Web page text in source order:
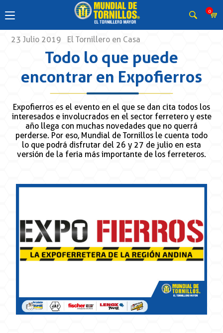
0
23 Julio 2019 El Tornillero en Casa
Todo lo que puede
encontrar en Expofierros
Expofierros es el evento en el que se dan cita todos los
interesados e involucrados en el sector ferretero y este
año llega con muchas novedades que no querrá
perderse. Por eso, Mundial de Tornillos le cuenta todo
lo que podrá disfrutar del 26 y 27 de julio en esta
versión de la feria más importante de los ferreteros.